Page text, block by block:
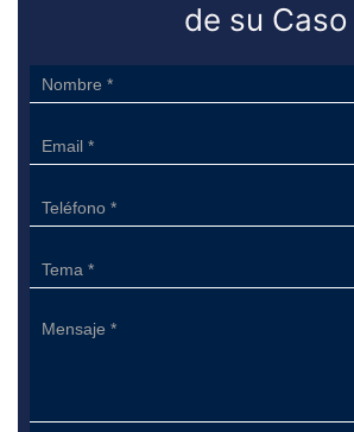
de su Caso
Sidebar
Form